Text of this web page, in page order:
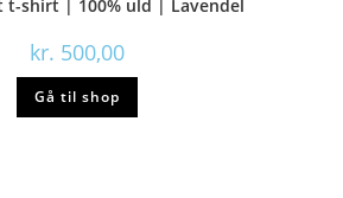
t-shirt | 100% uld | Lavendel
kr. 500,00
Gå til shop